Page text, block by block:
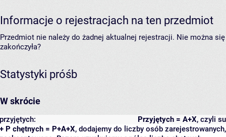
Informacje o rejestracjach na ten przedmiot
Przedmiot nie należy do żadnej aktualnej rejestracji. Nie można
zakończyła?
Statystyki próśb
W skrócie
Przyjętych = A+X, czyli
przyjętych:
+ P chętnych = P+A+X, dodajemy do liczby osób